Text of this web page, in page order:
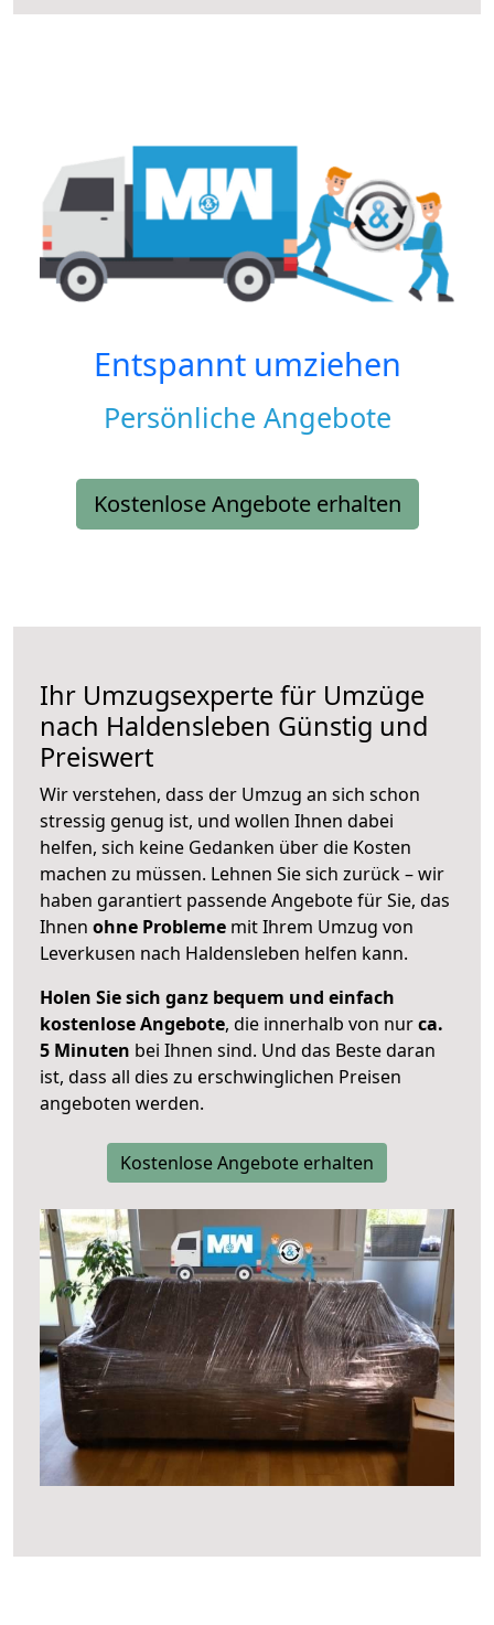
Entspannt umziehen
Persönliche Angebote
Kostenlose Angebote erhalten
Ihr Umzugsexperte für Umzüge
nach Haldensleben Günstig und
Preiswert
Wir verstehen, dass der Umzug an sich schon
stressig genug ist, und wollen Ihnen dabei
helfen, sich keine Gedanken über die Kosten
machen zu müssen. Lehnen Sie sich zurück – wir
haben garantiert passende Angebote für Sie, das
Ihnen ohne Probleme mit Ihrem Umzug von
Leverkusen nach Haldensleben helfen kann.
Holen Sie sich ganz bequem und einfach
kostenlose Angebote, die innerhalb von nurca.
5 Minuten bei Ihnen sind. Und das Beste daran
ist, dass all dies zu erschwinglichen Preisen
angeboten werden.
Kostenlose Angebote erhalten